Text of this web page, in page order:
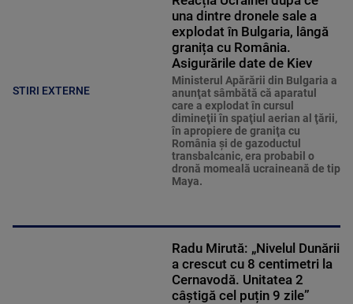
STIRI EXTERNE
una dintre dronele sale a
explodat în Bulgaria, lângă
granița cu România.
Asigurările date de Kiev
Ministerul Apărării din Bulgaria a
anunţat sâmbătă că aparatul
care a explodat în cursul
dimineţii în spaţiul aerian al ţării,
în apropiere de graniţa cu
România şi de gazoductul
transbalcanic, era probabil o
dronă momeală ucraineană de tip
Maya.
Radu Mirută: „Nivelul Dunării
a crescut cu 8 centimetri la
Cernavodă. Unitatea 2
câștigă cel puțin 9 zile”